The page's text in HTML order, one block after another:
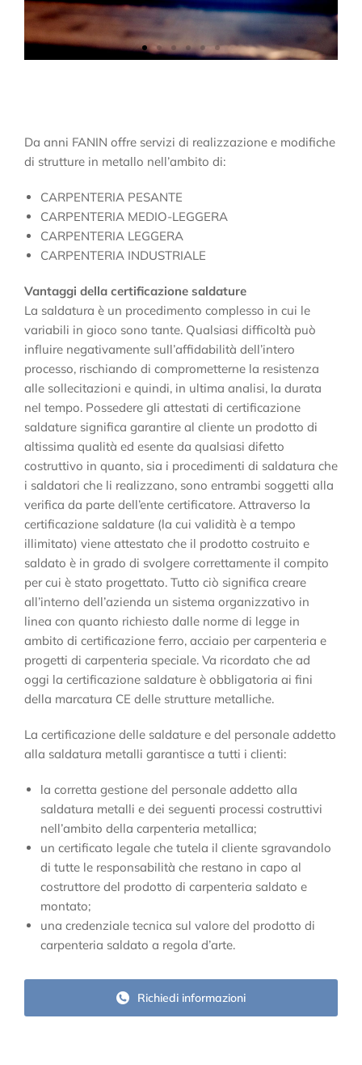
Da anni FANIN offre servizi di realizzazione e modifiche
di strutture in metallo nell’ambito di:
CARPENTERIA PESANTE
CARPENTERIA MEDIO-LEGGERA
CARPENTERIA LEGGERA
CARPENTERIA INDUSTRIALE
Vantaggi della certificazione saldature
La saldatura è un procedimento complesso in cui le
variabili in gioco sono tante. Qualsiasi difficoltà può
influire negativamente sull’affidabilità dell’intero
processo, rischiando di comprometterne la resistenza
alle sollecitazioni e quindi, in ultima analisi, la durata
nel tempo. Possedere gli attestati di certificazione
saldature significa garantire al cliente un prodotto di
altissima qualità ed esente da qualsiasi difetto
costruttivo in quanto, sia i procedimenti di saldatura che
i saldatori che li realizzano, sono entrambi soggetti alla
verifica da parte dell’ente certificatore. Attraverso la
certificazione saldature (la cui validità è a tempo
illimitato) viene attestato che il prodotto costruito e
saldato è in grado di svolgere correttamente il compito
per cui è stato progettato. Tutto ciò significa creare
all’interno dell’azienda un sistema organizzativo in
linea con quanto richiesto dalle norme di legge in
ambito di certificazione ferro, acciaio per carpenteria e
progetti di carpenteria speciale. Va ricordato che ad
oggi la certificazione saldature è obbligatoria ai fini
della marcatura CE delle strutture metalliche.
La certificazione delle saldature e del personale addetto
alla saldatura metalli garantisce a tutti i clienti:
la corretta gestione del personale addetto alla
saldatura metalli e dei seguenti processi costruttivi
nell’ambito della carpenteria metallica;
un certificato legale che tutela il cliente sgravandolo
di tutte le responsabilità che restano in capo al
costruttore del prodotto di carpenteria saldato e
montato;
una credenziale tecnica sul valore del prodotto di
carpenteria saldato a regola d’arte.
Richiedi informazioni